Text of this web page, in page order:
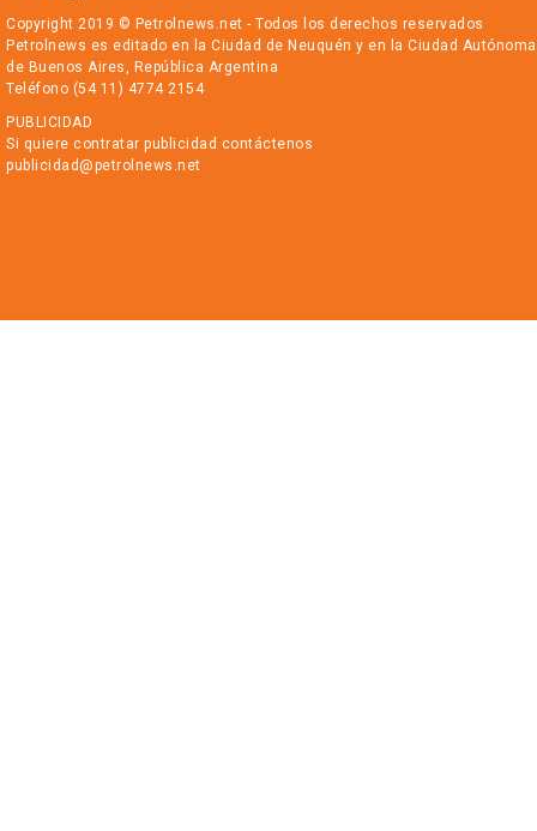
Copyright 2019 © Petrolnews.net - Todos los derechos reservados
Petrolnews es editado en la Ciudad de Neuquén y en la Ciudad Autónoma
de Buenos Aires, República Argentina
Teléfono (54 11) 4774 2154
PUBLICIDAD
Si quiere contratar publicidad contáctenos
publicidad@petrolnews.net